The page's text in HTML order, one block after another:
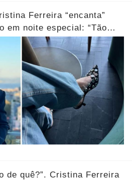
Ferreira “encanta”
em noite especial: “Tão
de quê?”. Cristina Ferreira